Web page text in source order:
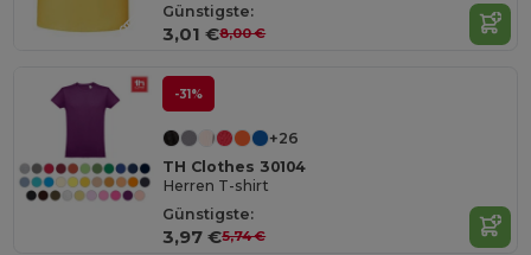
Günstigste:
3,01 €8,00 €
-31%
+26
TH Clothes 30104
Herren T-shirt
Günstigste:
3,97 €5,74 €